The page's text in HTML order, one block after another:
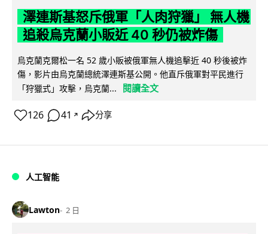
澤連斯基怒斥俄軍「人肉狩獵」 無人機
追殺烏克蘭小販近 40 秒仍被炸傷
烏克蘭克爾松一名 52 歲小販被俄軍無人機追擊近 40 秒後被炸
傷，影片由烏克蘭總統澤連斯基公開。他直斥俄軍對平民進行
「狩獵式」攻擊，烏克蘭...
閱讀全文
126 41 ↗ 分享
人工智能
Lawton 2 日